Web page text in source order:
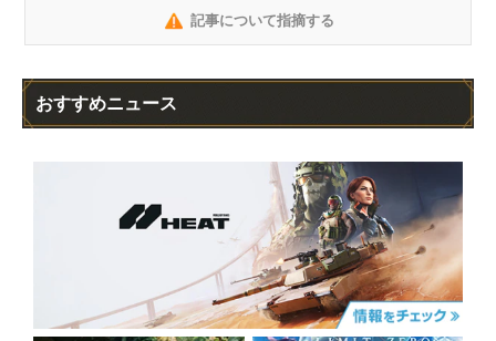
記事について指摘する
おすすめニュース